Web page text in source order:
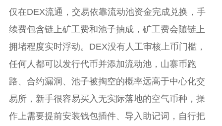
仅在DEX流通，交易依靠流动池资金完成兑换，手
续费包含链上矿工费和池子抽成，矿工费会随链上
拥堵程度实时浮动。DEX没有人工审核上币门槛，
任何人都可以发行代币并添加流动池，山寨币跑
路、合约漏洞、池子被掏空的概率远高于中心化交
易所，新手很容易买入无实际落地的空气币种，操
作上需要提前安装钱包插件、导入助记词，自行把